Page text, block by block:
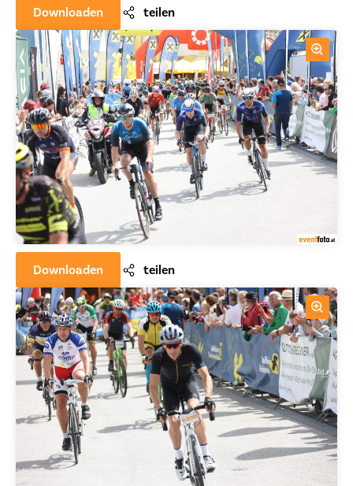
Downloaden teilen
Downloaden teilen